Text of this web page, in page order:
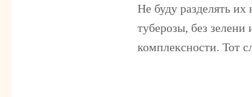
Не буду разделять
туберозы, без
комплексности. Тот